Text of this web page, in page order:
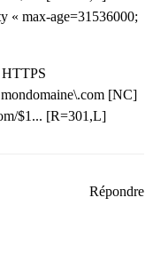
« max-age=31536000;
[NC]
$1... [R=301,L]
Répondre